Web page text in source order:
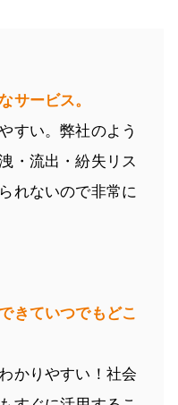
サービス。
すい。弊社のよう
・流出・紛失リス
れないので非常に
きていつでもどこ
かりやすい！社会